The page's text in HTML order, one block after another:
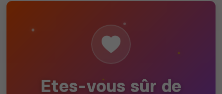
Etes-vous sûr de